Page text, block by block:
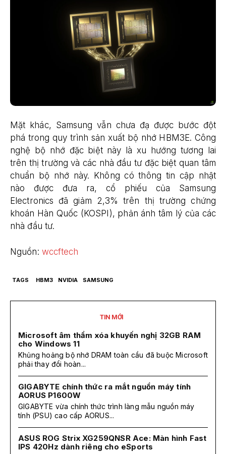
Mặt khác, Samsung vẫn chưa đạ được ​​bước đột
phá trong quy trình sản xuất bộ nhớ HBM3E. Công
nghệ bộ nhớ đặc biệt này là xu hướng tương lai
trên thị trường và các nhà đầu tư đặc biệt quan tâm
chuẩn bộ nhớ này. Không có thông tin cập nhật
nào được đưa ra, cổ phiếu của Samsung
Electronics đã giảm 2,3% trên thị trường chứng
khoán Hàn Quốc (KOSPI), phản ánh tâm lý của các
nhà đầu tư.
Nguồn: wccftech
TAGS HBM3 NVIDIA SAMSUNG
TIN MỚI
Microsoft âm thầm xóa khuyến nghị 32GB RAM
cho Windows 11
Khủng hoảng bộ nhớ DRAM toàn cầu đã buộc Microsoft
phải thay đổi hoàn...
GIGABYTE chính thức ra mắt nguồn máy tính
AORUS P1600W
GIGABYTE vừa chính thức trình làng mẫu nguồn máy
tính (PSU) cao cấp AORUS...
ASUS ROG Strix XG259QNSR Ace: Màn hình Fast
IPS 420Hz dành riêng cho eSports